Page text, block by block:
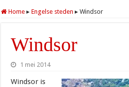
Home ▸ Engelse steden ▸ Windsor
Windsor
1 mei 2014
Windsor is